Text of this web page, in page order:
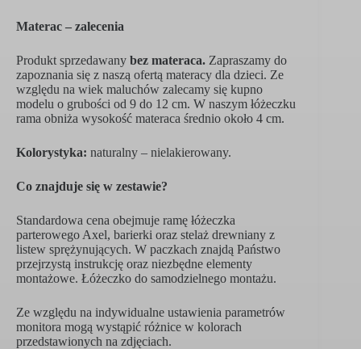
Materac – zalecenia
Produkt sprzedawany bez materaca. Zapraszamy do
zapoznania się z naszą ofertą materacy dla dzieci. Ze
względu na wiek maluchów zalecamy się kupno
modelu o grubości od 9 do 12 cm. W naszym łóżeczku
rama obniża wysokość materaca średnio około 4 cm.
Kolorystyka: naturalny – nielakierowany.
Co znajduje się w zestawie?
Standardowa cena obejmuje ramę łóżeczka
parterowego Axel, barierki oraz stelaż drewniany z
listew sprężynujących. W paczkach znajdą Państwo
przejrzystą instrukcję oraz niezbędne elementy
montażowe. Łóżeczko do samodzielnego montażu.
Ze względu na indywidualne ustawienia parametrów
monitora mogą wystąpić różnice w kolorach
przedstawionych na zdjęciach.